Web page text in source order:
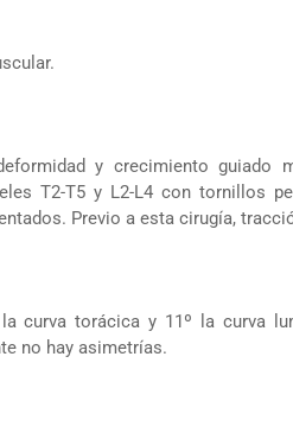
y crecimiento guiado
T2-T5 y L2-L4 con tornillos
Previo a esta cirugía,
curva torácica y 11º la curva
no hay asimetrías.